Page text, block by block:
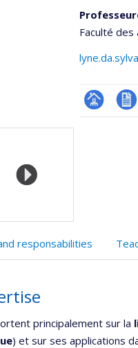
Faculté
Page CV
responsabilities
principalement sur la
) et sur ses applications